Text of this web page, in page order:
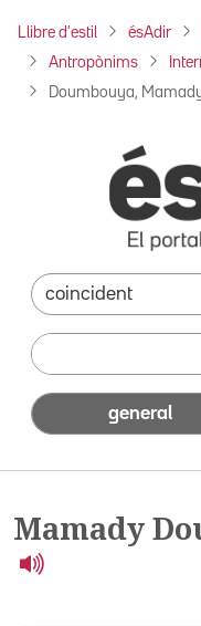
Llibre d'estil ésAdir
Antropònims
Doumbouya,
general
Mamady